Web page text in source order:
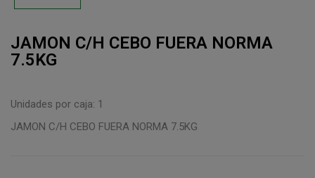
JAMON C/H CEBO FUERA NORMA
7.5KG
Unidades por caja: 1
JAMON C/H CEBO FUERA NORMA 7.5KG